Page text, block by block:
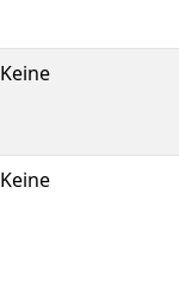
Keine
Keine